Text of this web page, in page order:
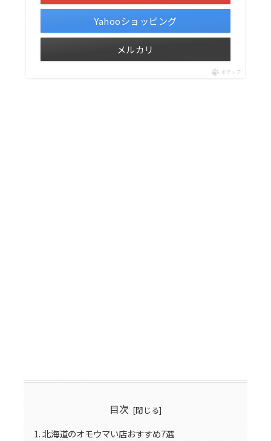
Yahooショッピング
メルカリ
ポチップ
目次
北海道のオモウマい店おすすめ7選